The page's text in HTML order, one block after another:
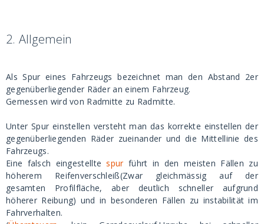
2. Allgemein
Als Spur eines Fahrzeugs bezeichnet man den Abstand 2er
gegenüberliegender Räder an einem Fahrzeug.
Gemessen wird von Radmitte zu Radmitte.
Unter Spur einstellen versteht man das korrekte einstellen der
gegenüberliegenden Räder zueinander und die Mittellinie des
Fahrzeugs.
Eine falsch eingestelltespurführt in den meisten Fällen zu
höherem Reifenverschleiß(Zwar gleichmässig auf der
gesamten Profilfläche, aber deutlich schneller aufgrund
höherer Reibung) und in besonderen Fällen zu instabilität im
Fahrverhalten.